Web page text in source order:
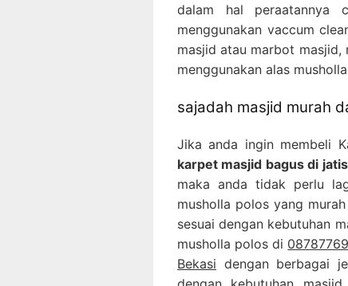
dalam hal peraatannya
menggunakan vaccum
masjid atau marbot masjid,
menggunakan alas
sajadah masjid murah
Jika anda ingin membeli
karpet masjid bagus di
maka anda tidak perlu
musholla polos yang
sesuai dengan kebutuhan
musholla polos di
Bekasi dengan berbagai